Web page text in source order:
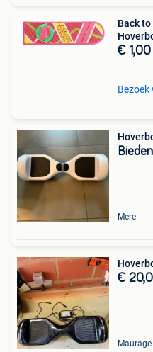
Back
€ 1,00
Bezoek
Bieden
Mere
€
Maurage